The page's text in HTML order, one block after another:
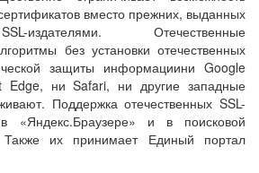
вместо прежних, выданных
издателями. Отечественные
без установки отечественных
защиты информациини Google
Edge, ни Safari, ни другие западные
Поддержка отечественных SSL-
«Яндекс.Браузере» и в поисковой
Также их принимает Единый портал